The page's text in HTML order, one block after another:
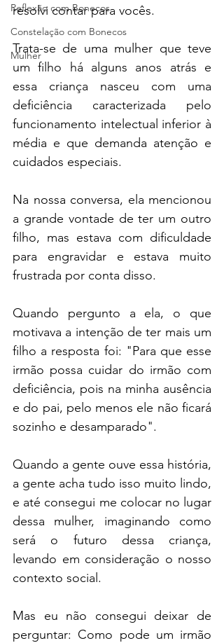
Reflexão com Bonecos
Constelação com Bonecos
Mulher
resolvi contar para vocês.
Trata-se de uma mulher que teve
um filho há alguns anos atrás e
essa criança nasceu com uma
deficiência caracterizada pelo
funcionamento intelectual inferior à
média e que demanda atenção e
cuidados especiais.
Na nossa conversa, ela mencionou
a grande vontade de ter um outro
filho, mas estava com dificuldade
para engravidar e estava muito
frustrada por conta disso.
Quando pergunto a ela, o que
motivava a intenção de ter mais um
filho a resposta foi: "Para que esse
irmão possa cuidar do irmão com
deficiência, pois na minha ausência
e do pai, pelo menos ele não ficará
sozinho e desamparado".
Quando a gente ouve essa história,
a gente acha tudo isso muito lindo,
e até consegui me colocar no lugar
dessa mulher, imaginando como
será o futuro dessa criança,
levando em consideração o nosso
contexto social.
Mas eu não consegui deixar de
perguntar: Como pode um irmão